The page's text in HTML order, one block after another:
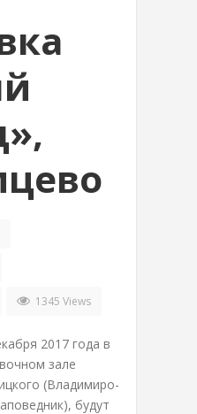
1345 Views
2017 года в
зале
(Владимиро-
будут